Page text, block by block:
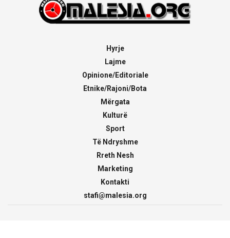
Hyrje
Lajme
Opinione/Editoriale
Etnike/Rajoni/Bota
Mërgata
Kulturë
Sport
Të Ndryshme
Rreth Nesh
Marketing
Kontakti
stafi@malesia.org